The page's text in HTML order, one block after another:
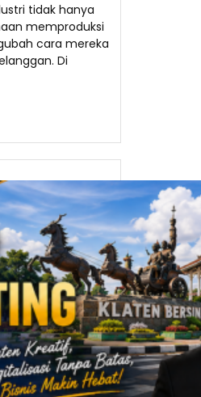
tidak hanya
memproduksi
cara mereka
Di